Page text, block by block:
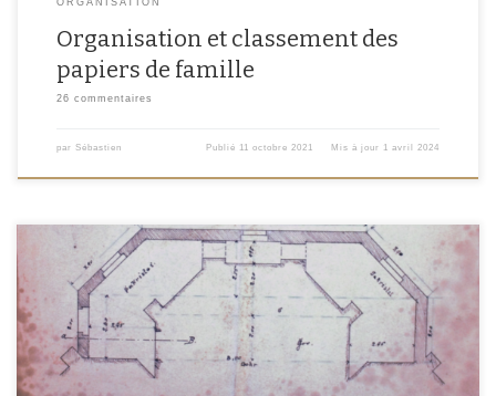
ORGANISATION
Organisation et classement des
papiers de famille
26 commentaires
par Sébastien Publié 11 octobre 2021 Mis à jour 1 avril 2024
Les Archives Départementales de la Moselle sont en cours de refonte de leurs
instruments de recherche sur les archives relatives aux communes. Même si
ce travail ne sera pas complètement finalisé avant la fin du deuxième
semestre 2022, je vous propose de découvrir les évolutions apportées. Cet